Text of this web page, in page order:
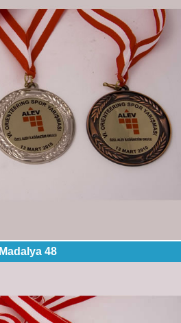
Madalya 48